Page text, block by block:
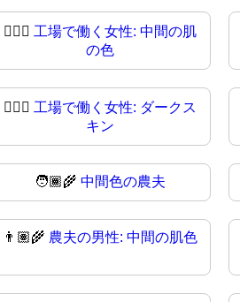
👩🏽‍⚖️ 工場で働く女性: 中間の肌
の色
👩🏿‍⚖ 工場で働く女性: ダークス
キン
🧑🏾‍🌾 中間色の農夫
👨🏽‍🌾 農夫の男性: 中間の肌色